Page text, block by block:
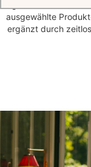
ausgewählte
ergänzt durch